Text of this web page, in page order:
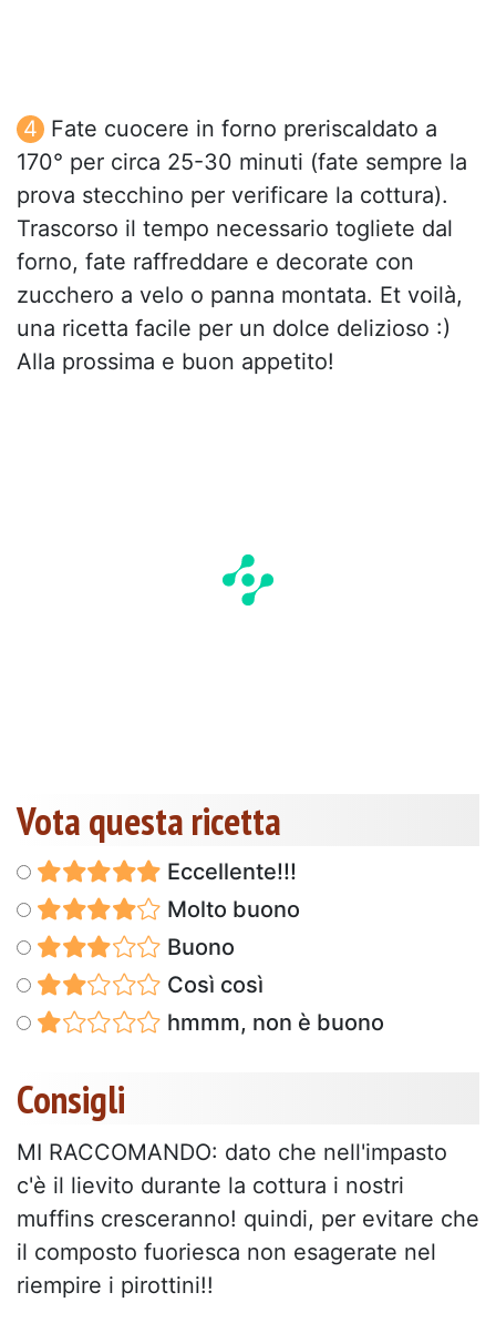
Fate cuocere in forno preriscaldato a
170° per circa 25-30 minuti (fate sempre la
prova stecchino per verificare la cottura).
Trascorso il tempo necessario togliete dal
forno, fate raffreddare e decorate con
zucchero a velo o panna montata. Et voilà,
una ricetta facile per un dolce delizioso :)
Alla prossima e buon appetito!
Vota questa ricetta
Eccellente!!!
Molto buono
Buono
Così così
hmmm, non è buono
Consigli
MI RACCOMANDO: dato che nell'impasto
c'è il lievito durante la cottura i nostri
muffins cresceranno! quindi, per evitare che
il composto fuoriesca non esagerate nel
riempire i pirottini!!